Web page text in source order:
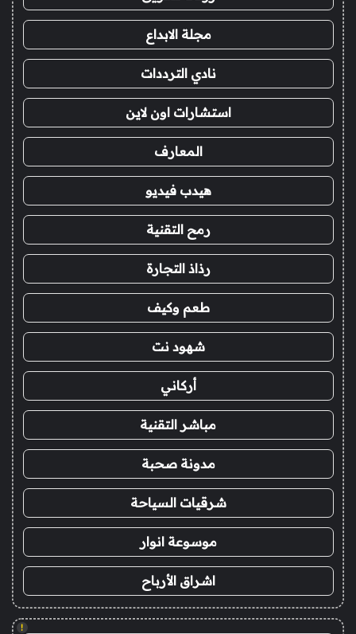
مجلة الابداع
نادي الترددات
استشارات اون لاين
المعارف
هيدب فيديو
رمح التقنية
رذاذ التجارة
طعم وكيف
شهود نت
أركاني
مباشر التقنية
مدونة صحبة
شرقيات السياحة
موسوعة انوار
اشراق الأرباح
!